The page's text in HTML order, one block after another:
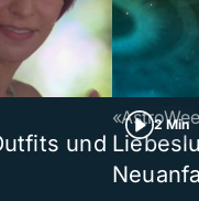
und
2 Min